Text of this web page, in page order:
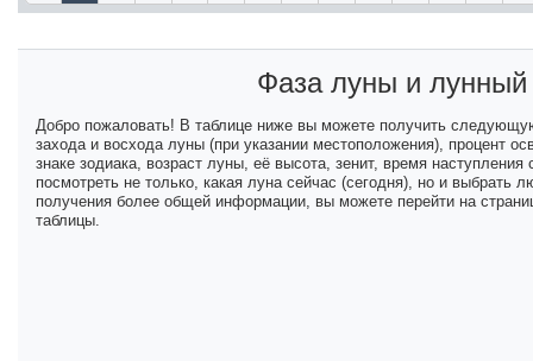
Фаза луны и
Добро пожаловать! В таблице ниже вы можете получить
захода и восхода луны (при указании местоположения), процент
знаке зодиака, возраст луны, её высота, зенит, время
посмотреть не только, какая луна сейчас (сегодня), но и
получения более общей информации, вы можете перейти на
таблицы.